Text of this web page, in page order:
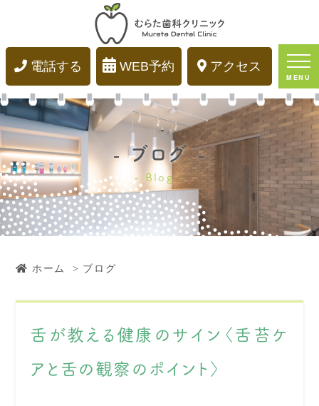
電話する WEB予約 アクセス
MENU
2024年12月｜むらた歯科クリニック｜大阪市城東区関
目の歯科・歯医者
ブログ
Blog
ホーム ブログ
舌が教える健康のサイン〈舌苔ケ
アと舌の観察のポイント〉